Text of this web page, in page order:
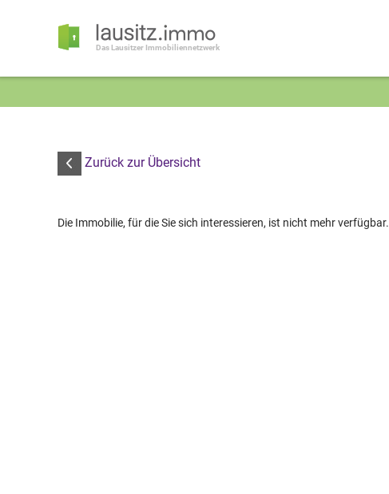
Das Lausitzer Immobiliennetzwerk
Zurück zur Übersicht
Die Immobilie, für die Sie sich interessieren, ist nicht mehr verfügbar.